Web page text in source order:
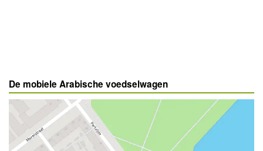
De mobiele Arabische voedselwagen